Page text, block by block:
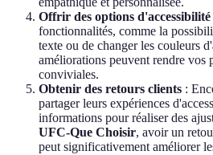
Offrir des options d'accessibilité
fonctionnalités, comme la
texte ou de changer les couleurs
améliorations peuvent rendre vos
conviviales.
Obtenir des retours clients :
partager leurs expériences
informations pour réaliser des
UFC-Que Choisir, avoir un
peut significativement améliorer